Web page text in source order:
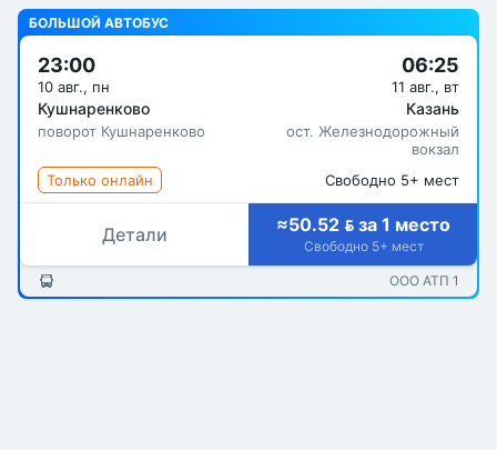
БОЛЬШОЙ АВТОБУС
23:00
10 авг., пн
Кушнаренково
поворот Кушнаренково
06:25
11 авг., вт
Казань
ост. Железнодорожный
вокзал
Только онлайн
Свободно 5+ мест
Детали ≈50.52  за 1 место
Свободно 5+ мест
ООО АТП 1